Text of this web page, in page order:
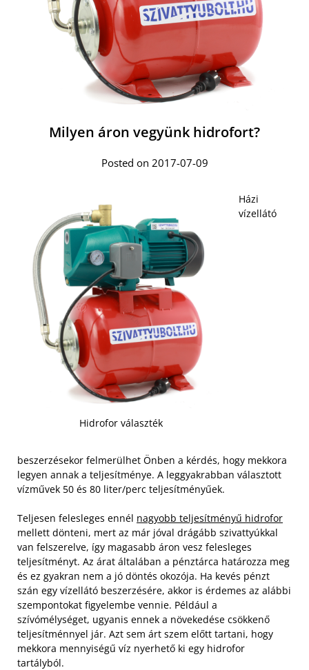
Milyen áron vegyünk hidrofort?
Posted on 2017-07-09
Hidrofor választék
Házi
vízellátó
beszerzésekor felmerülhet Önben a kérdés, hogy mekkora
legyen annak a teljesítménye. A leggyakrabban választott
vízművek 50 és 80 liter/perc teljesítményűek.
Teljesen felesleges ennél nagyobb teljesítményű hidrofor
mellett dönteni, mert az már jóval drágább szivattyúkkal
van felszerelve, így magasabb áron vesz felesleges
teljesítményt. Az árat általában a pénztárca határozza meg
és ez gyakran nem a jó döntés okozója. Ha kevés pénzt
szán egy vízellátó beszerzésére, akkor is érdemes az alábbi
szempontokat figyelembe vennie. Például a
szívómélységet, ugyanis ennek a növekedése csökkenő
teljesítménnyel jár. Azt sem árt szem előtt tartani, hogy
mekkora mennyiségű víz nyerhető ki egy hidrofor
tartályból.